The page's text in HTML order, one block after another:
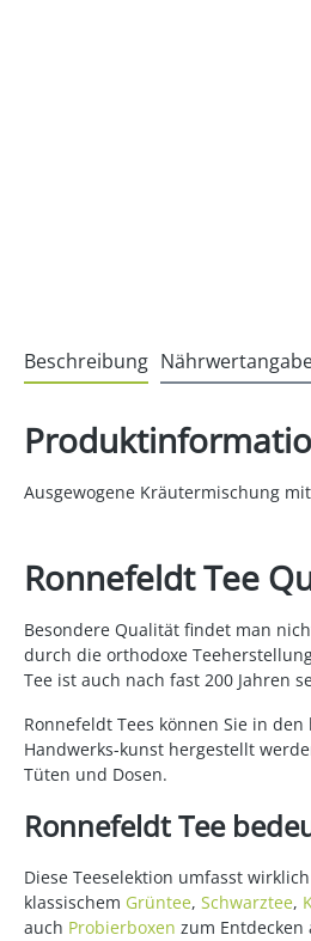
Beschreibung
Ausgewogene Kräutermischung
Ronnefeldt Tee
Besondere Qualität findet man
durch die orthodoxe
Tee ist auch nach fast 200 Jahren
Ronnefeldt Tees können Sie in
Handwerks-kunst hergestellt
Tüten und Dosen.
Ronnefeldt Tee
Diese Teeselektion umfasst
klassischem Grüntee, Schwarztee,
auch Probierboxen zum Entdecken